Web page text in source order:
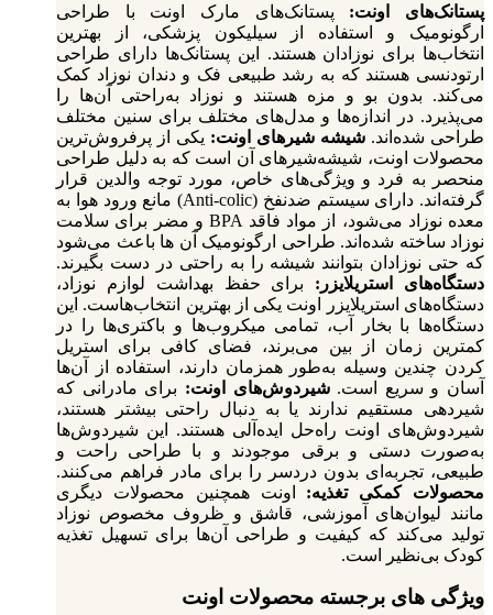
پستانک‌های اونت: پستانک‌های مارک اونت با طراحی
ارگونومیک و استفاده از سیلیکون پزشکی، از بهترین
انتخاب‌ها برای نوزادان هستند. این پستانک‌ها دارای طراحی
ارتودنسی هستند که به رشد طبیعی فک و دندان نوزاد کمک
می‌کند. بدون بو و مزه هستند و نوزاد به‌راحتی آن‌ها را
می‌پذیرد. در اندازه‌ها و مدل‌های مختلف برای سنین مختلف
طراحی شده‌اند. شیشه‌ شیرهای اونت: یکی از پرفروش‌ترین
محصولات اونت، شیشه‌شیرهای آن است که به دلیل طراحی
منحصر به‌ فرد و ویژگی‌های خاص، مورد توجه والدین قرار
گرفته‌اند. دارای سیستم ضدنفخ (Anti-colic) مانع ورود هوا به
معده نوزاد می‌شود، از مواد فاقد BPA و مضر برای سلامت
نوزاد ساخته شده‌اند. طراحی ارگونومیک آن‌ ها باعث می‌شود
که حتی نوزادان بتوانند شیشه را به‌ راحتی در دست بگیرند.
دستگاه‌های استریلایزر: برای حفظ بهداشت لوازم نوزاد،
دستگاه‌های استریلایزر اونت یکی از بهترین انتخاب‌هاست. این
دستگاه‌ها با بخار آب، تمامی میکروب‌ها و باکتری‌ها را در
کمترین زمان از بین می‌برند، فضای کافی برای استریل
کردن چندین وسیله به‌طور همزمان دارند، استفاده از آن‌ها
آسان و سریع است. شیردوش‌های اونت: برای مادرانی که
شیردهی مستقیم ندارند یا به دنبال راحتی بیشتر هستند،
شیردوش‌های اونت راه‌حل ایده‌آلی هستند. این شیردوش‌ها
به‌صورت دستی و برقی موجودند و با طراحی راحت و
طبیعی، تجربه‌ای بدون دردسر را برای مادر فراهم می‌کنند.
محصولات کمکی تغذیه: اونت همچنین محصولات دیگری
مانند لیوان‌های آموزشی، قاشق و ظروف مخصوص نوزاد
تولید می‌کند که کیفیت و طراحی آن‌ها برای تسهیل تغذیه
کودک بی‌نظیر است.
ویژگی‌ های برجسته محصولات اونت